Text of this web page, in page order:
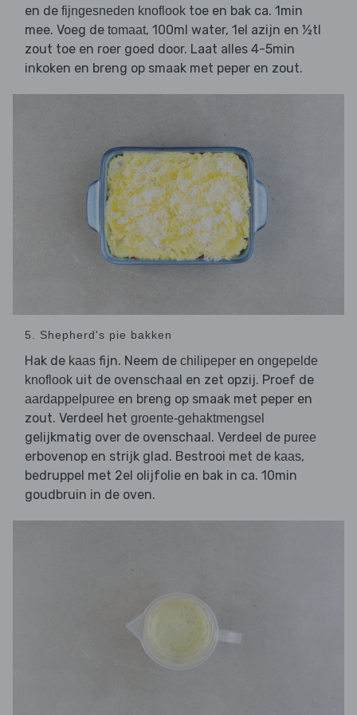
en de fijngesneden knoflook toe en bak ca. 1min
mee. Voeg de tomaat, 100ml water, 1el azijn en ½tl
zout toe en roer goed door. Laat alles 4-5min
inkoken en breng op smaak met peper en zout.
5. Shepherd's pie bakken
Hak de kaas fijn. Neem de chilipeper en ongepelde
knoflook uit de ovenschaal en zet opzij. Proef de
aardappelpuree en breng op smaak met peper en
zout. Verdeel het groente-gehaktmengsel
gelijkmatig over de ovenschaal. Verdeel de puree
erbovenop en strijk glad. Bestrooi met de kaas,
bedruppel met 2el olijfolie en bak in ca. 10min
goudbruin in de oven.